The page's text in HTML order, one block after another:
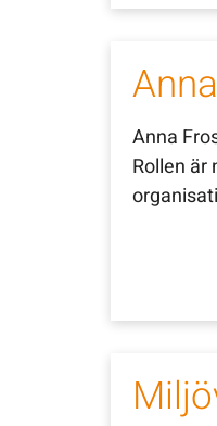
Anna
Rollen